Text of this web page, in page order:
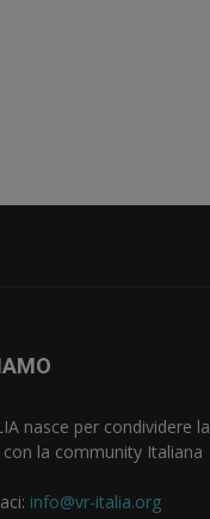
nasce per condividere
con la community Italiana
info@vr-italia.org